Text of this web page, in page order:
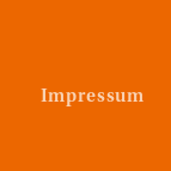
Impressum